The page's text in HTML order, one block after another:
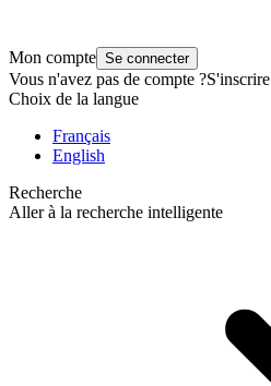
Mon compte Se connecter
Vous n'avez pas de compte ?S'inscrire
Choix de la langue
Français
English
Recherche
Aller à la recherche intelligente